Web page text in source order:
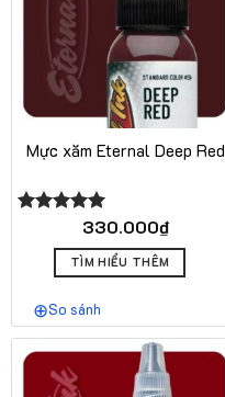
Mực xăm Eternal Deep Red
Được xếp330.000₫
TÌM HIỂU THÊM
So sánh